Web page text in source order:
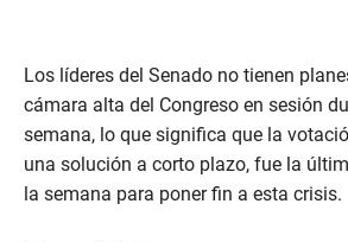
Los líderes del Senado no tienen
cámara alta del Congreso en sesión
semana, lo que significa que la
una solución a corto plazo, fue la
la semana para poner fin a esta crisis.